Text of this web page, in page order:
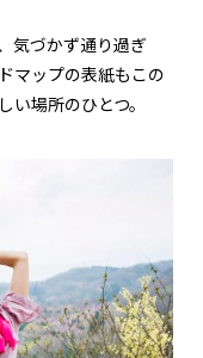
気づかず通り過ぎ
マップの表紙もこの
い場所のひとつ。